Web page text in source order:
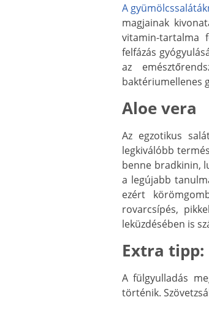
A
magjainak
vitamin-tartalma
felfázás
az
baktériumellenes
Aloe vera
Az egzotikus
legkiválóbb
benne bradkinin,
a legújabb
ezért
rovarcsípés,
leküzdésében is
Extra tipp:
A fülgyulladás
történik.